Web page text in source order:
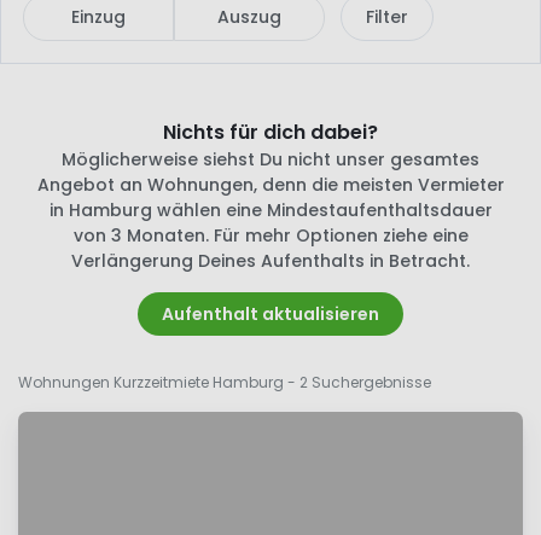
Einzug Auszug Filter
Nichts für dich dabei?
Möglicherweise siehst Du nicht unser gesamtes
Angebot an Wohnungen, denn die meisten Vermieter
in Hamburg wählen eine Mindestaufenthaltsdauer
von 3 Monaten. Für mehr Optionen ziehe eine
Verlängerung Deines Aufenthalts in Betracht.
Aufenthalt aktualisieren
Wohnungen Kurzzeitmiete Hamburg - 2 Suchergebnisse